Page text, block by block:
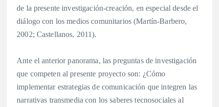
de la presente investigación-creación, en especial desde el
diálogo con los medios comunitarios (Martín-Barbero,
2002; Castellanos, 2011).
Ante el anterior panorama, las preguntas de investigación
que competen al presente proyecto son: ¿Cómo
implementar estrategias de comunicación que integren las
narrativas transmedia con los saberes tecnosociales al